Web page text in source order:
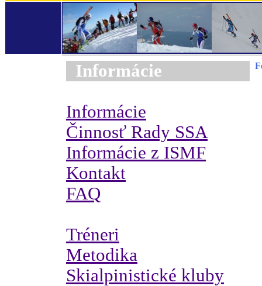
Informácie
Informácie
Činnosť Rady SSA
Informácie z ISMF
Kontakt
FAQ
Tréneri
Metodika
Skialpinistické kluby